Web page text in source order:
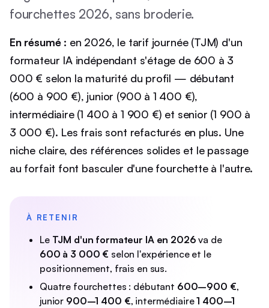
fourchettes 2026, sans broderie.
En résumé : en 2026, le tarif journée (TJM) d'un
formateur IA indépendant s'étage de 600 à 3
000 € selon la maturité du profil — débutant
(600 à 900 €), junior (900 à 1 400 €),
intermédiaire (1 400 à 1 900 €) et senior (1 900 à
3 000 €). Les frais sont refacturés en plus. Une
niche claire, des références solides et le passage
au forfait font basculer d'une fourchette à l'autre.
À RETENIR
Le TJM d'un formateur IA en 2026 va de
600 à 3 000 € selon l'expérience et le
positionnement, frais en sus.
Quatre fourchettes : débutant 600–900 €,
junior 900–1 400 €, intermédiaire1 400–1